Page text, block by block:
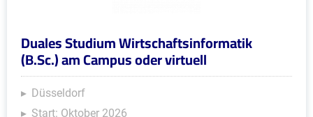
Duales Studium Wirtschaftsinformatik
(B.Sc.) am Campus oder virtuell
Düsseldorf
Start: Oktober 2026